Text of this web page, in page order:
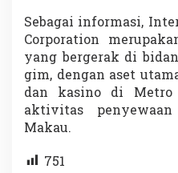
Sebagai informasi,
Corporation
yang bergerak di
gim, dengan aset
dan kasino di
aktivitas
Makau.
751